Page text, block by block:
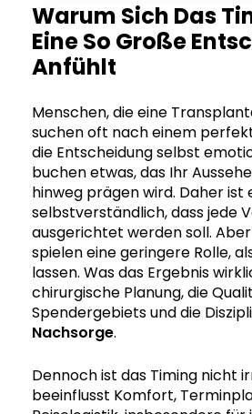
Warum Sich Das
Eine So Große
Anfühlt
Menschen, die eine
suchen oft nach einem
die Entscheidung selbst
buchen etwas, das Ihr
hinweg prägen wird. Daher ist
selbstverständlich, dass jede
ausgerichtet werden soll.
spielen eine geringere Rolle,
lassen. Was das Ergebnis
chirurgische Planung, die
Spendergebiets und die
Nachsorge.
Dennoch ist das Timing nicht
beeinflusst Komfort,